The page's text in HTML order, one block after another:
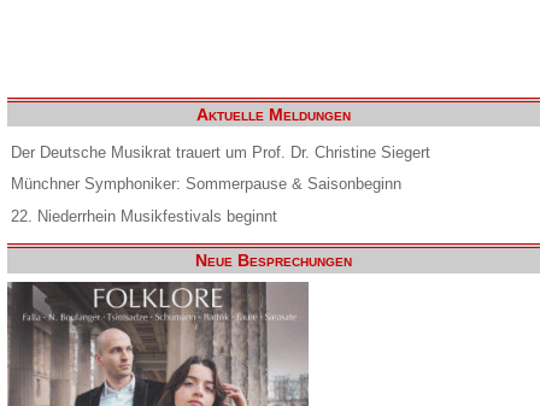
Aktuelle Meldungen
Der Deutsche Musikrat trauert um Prof. Dr. Christine Siegert
Münchner Symphoniker: Sommerpause & Saisonbeginn
22. Niederrhein Musikfestivals beginnt
Neue Besprechungen